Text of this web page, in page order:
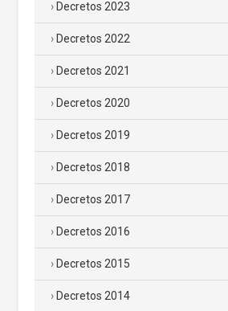
Decretos 2023
Decretos 2022
Decretos 2021
Decretos 2020
Decretos 2019
Decretos 2018
Decretos 2017
Decretos 2016
Decretos 2015
Decretos 2014